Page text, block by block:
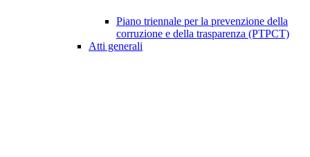
Piano triennale per la prevenzione della
corruzione e della trasparenza (PTPCT)
Atti generali